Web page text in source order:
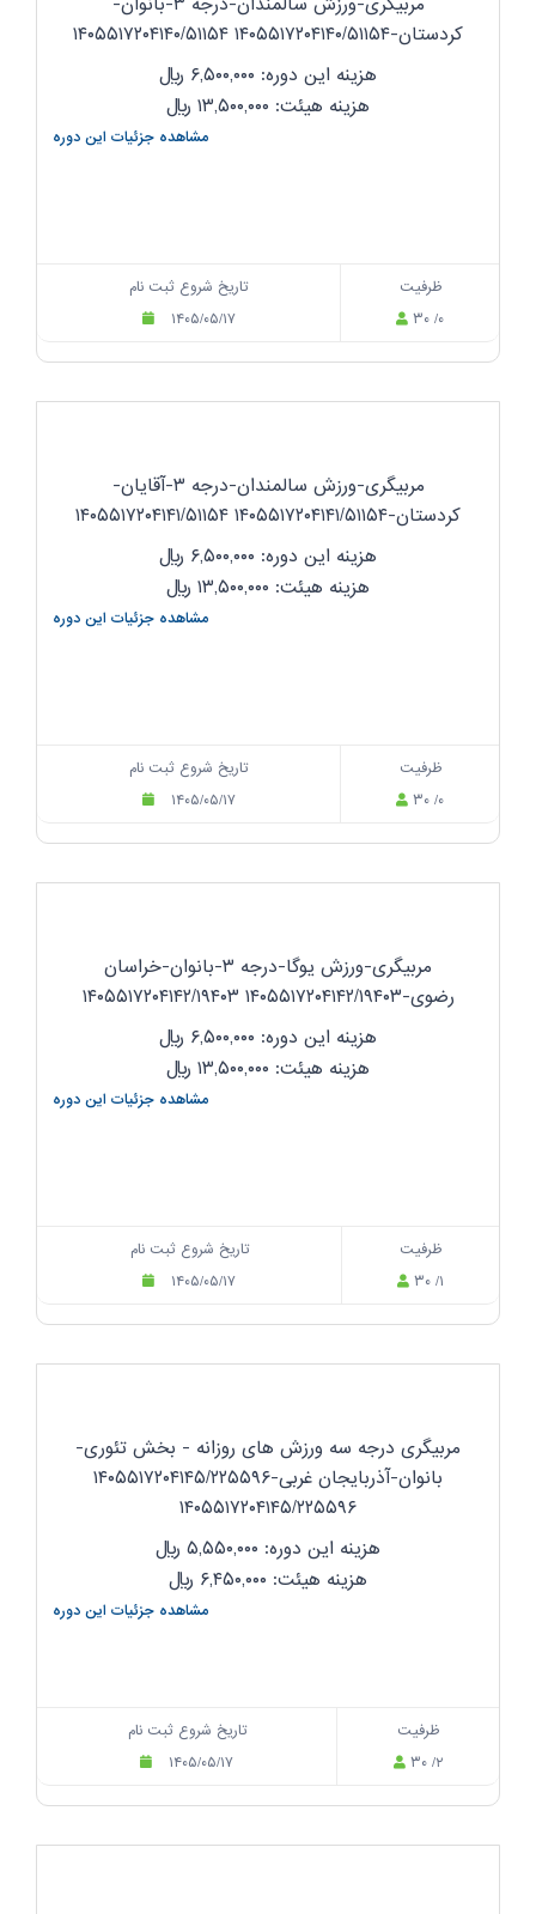
کردستان-۱۴۰۵۵۱۷۲۰۴۱۴۰/۵۱۱۵۴ ۱۴۰۵۵۱۷۲۰۴۱۴۰/۵۱۱۵۴
هزینه این دوره: ۶,۵۰۰,۰۰۰
ریال
هزینه هیئت: ۱۳,۵۰۰,۰۰۰
ریال
مشاهده جزئیات این دوره
تاریخ شروع ثبت نام
۱۴۰۵/۰۵/۱۷
ظرفیت
۳۰ /۰
مربیگری-ورزش سالمندان-درجه ۳-آقایان-
کردستان-۱۴۰۵۵۱۷۲۰۴۱۴۱/۵۱۱۵۴ ۱۴۰۵۵۱۷۲۰۴۱۴۱/۵۱۱۵۴
هزینه این دوره: ۶,۵۰۰,۰۰۰
ریال
هزینه هیئت: ۱۳,۵۰۰,۰۰۰
ریال
مشاهده جزئیات این دوره
تاریخ شروع ثبت نام
۱۴۰۵/۰۵/۱۷
ظرفیت
۳۰ /۰
مربیگری-ورزش یوگا-درجه ۳-بانوان-خراسان
رضوی-۱۴۰۵۵۱۷۲۰۴۱۴۲/۱۹۴۰۳ ۱۴۰۵۵۱۷۲۰۴۱۴۲/۱۹۴۰۳
هزینه این دوره: ۶,۵۰۰,۰۰۰
ریال
هزینه هیئت: ۱۳,۵۰۰,۰۰۰
ریال
مشاهده جزئیات این دوره
تاریخ شروع ثبت نام
۱۴۰۵/۰۵/۱۷
ظرفیت
۳۰ /۱
مربیگری درجه سه ورزش های روزانه - بخش تئوری-
بانوان-آذربایجان غربی-۱۴۰۵۵۱۷۲۰۴۱۴۵/۲۲۵۵۹۶
۱۴۰۵۵۱۷۲۰۴۱۴۵/۲۲۵۵۹۶
هزینه این دوره: ۵,۵۵۰,۰۰۰
ریال
هزینه هیئت: ۶,۴۵۰,۰۰۰
ریال
مشاهده جزئیات این دوره
تاریخ شروع ثبت نام
۱۴۰۵/۰۵/۱۷
ظرفیت
۳۰ /۲